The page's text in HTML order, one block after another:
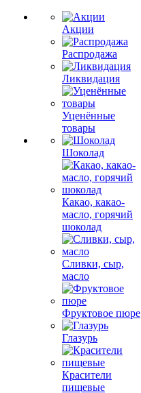
Акции
Распродажа
Ликвидация
Уценённые
товары
Шоколад
Какао, какао-
масло, горячий
шоколад
Сливки, сыр,
масло
Фруктовое пюре
Глазурь
Красители
пищевые